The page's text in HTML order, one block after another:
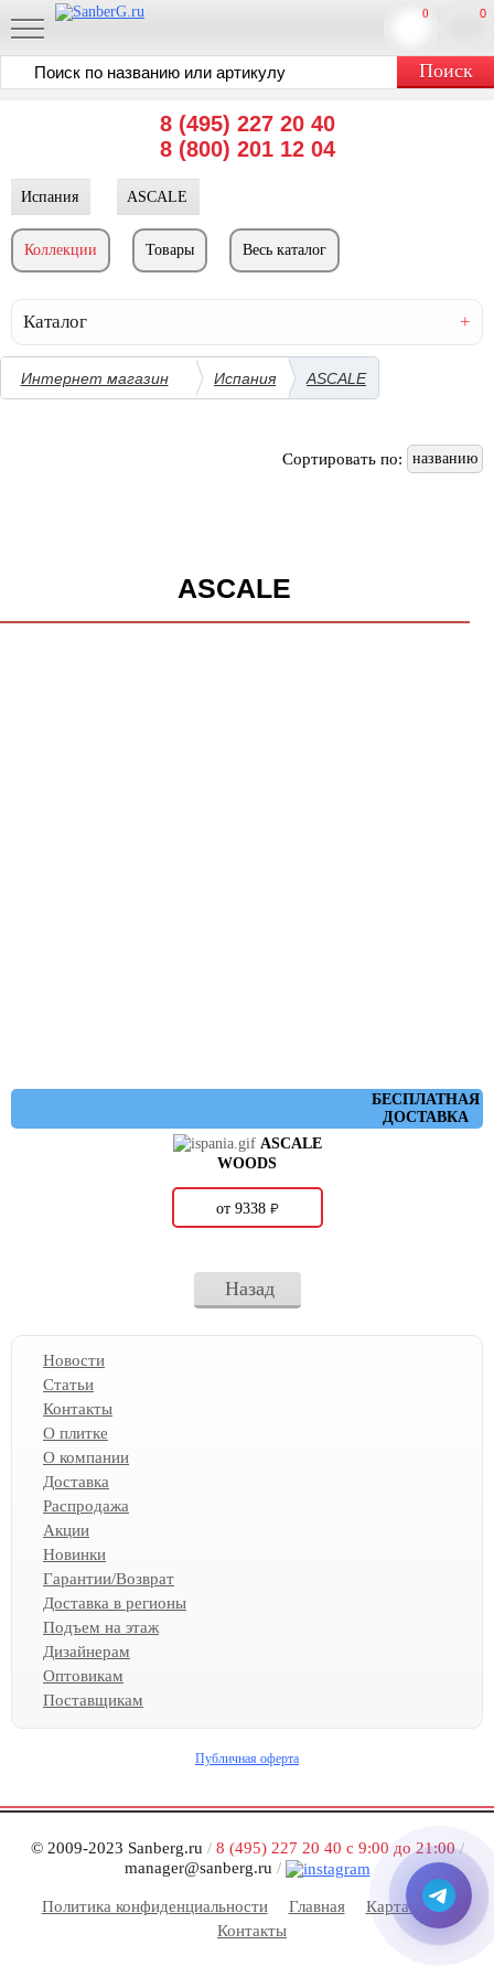
8 (495) 227 20 40
8 (800) 201 12 04
0
0
Испания ASCALE
Коллекции Товары Весь каталог
Каталог
Интернет магазин Испания ASCALE
Сортировать по: названию
ASCALE
БЕСПЛАТНАЯ
ДОСТАВКА
ASCALE
WOODS
от 9338 о
Назад
Новости
Статьи
Контакты
О плитке
О компании
Доставка
Распродажа
Акции
Новинки
Гарантии/Возврат
Доставка в регионы
Подъем на этаж
Дизайнерам
Оптовикам
Поставщикам
Публичная оферта
© 2009-2023 Sanberg.ru / 8 (495) 227 20 40 с 9:00 до 21:00 /
manager@sanberg.ru /
Политика конфиденциальности Главная
Карта сайта
Контакты